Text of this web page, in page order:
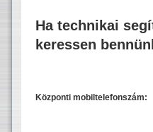
Ha technikai
keressen
Központi mobiltelefonszám: